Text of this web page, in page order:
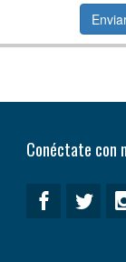
Conéctate con